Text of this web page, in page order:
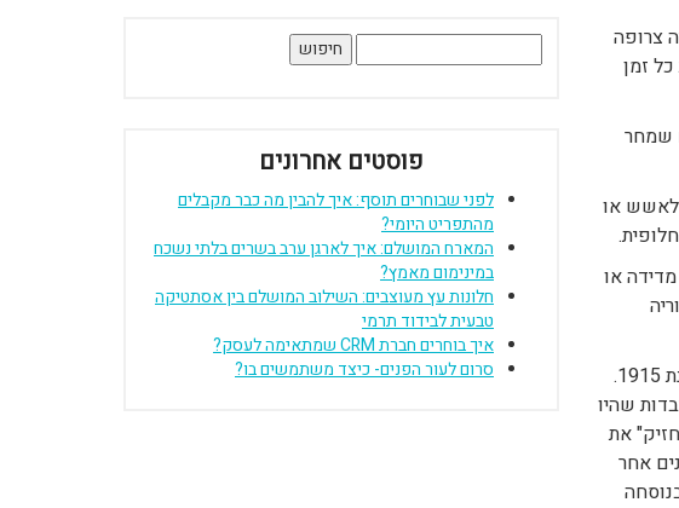
צרופה
זמן
שמחר
לאשש או
או
ראה לדוגמה את "הקבוע הקוסמולוגי" אשר איינשטיין הוסיף לנוסחה שלו במסגרת תורת היחסות הכללית בשנת 1915.
שהיו
את
אחר
פוסטים אחרונים
לפני שבוחרים תוסף: איך להבין מה כבר מקבלים
מהתפריט היומי?
המארח המושלם: איך לארגן ערב בשרים בלתי נשכח
במינימום מאמץ?
חלונות עץ מעוצבים: השילוב המושלם בין אסתטיקה
טבעית לבידוד תרמי
איך בוחרים חברת CRM שמתאימה לעסק?
סרום לעור הפנים- כיצד משתמשים בו?